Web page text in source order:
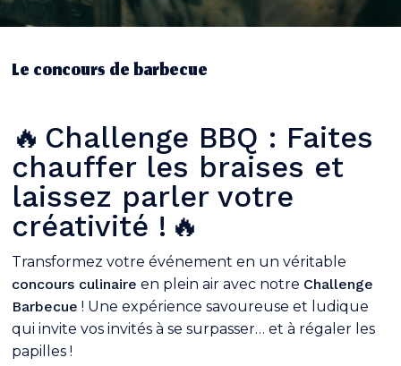
Le concours de barbecue
🔥 Challenge BBQ : Faites
chauffer les braises et
laissez parler votre
créativité ! 🔥
Transformez votre événement en un véritable
concours culinaire en plein air avec notre Challenge
Barbecue ! Une expérience savoureuse et ludique
qui invite vos invités à se surpasser… et à régaler les
papilles !